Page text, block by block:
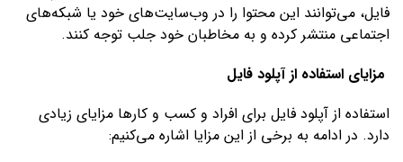
فایل، می‌توانند این محتوا را در وب‌سایت‌های خود یا شبکه‌های
اجتماعی منتشر کرده و به مخاطبان خود جلب توجه کنند.
مزایای استفاده از آپلود فایل
استفاده از آپلود فایل برای افراد و کسب و کارها مزایای زیادی
دارد. در ادامه به برخی از این مزایا اشاره می‌کنیم: